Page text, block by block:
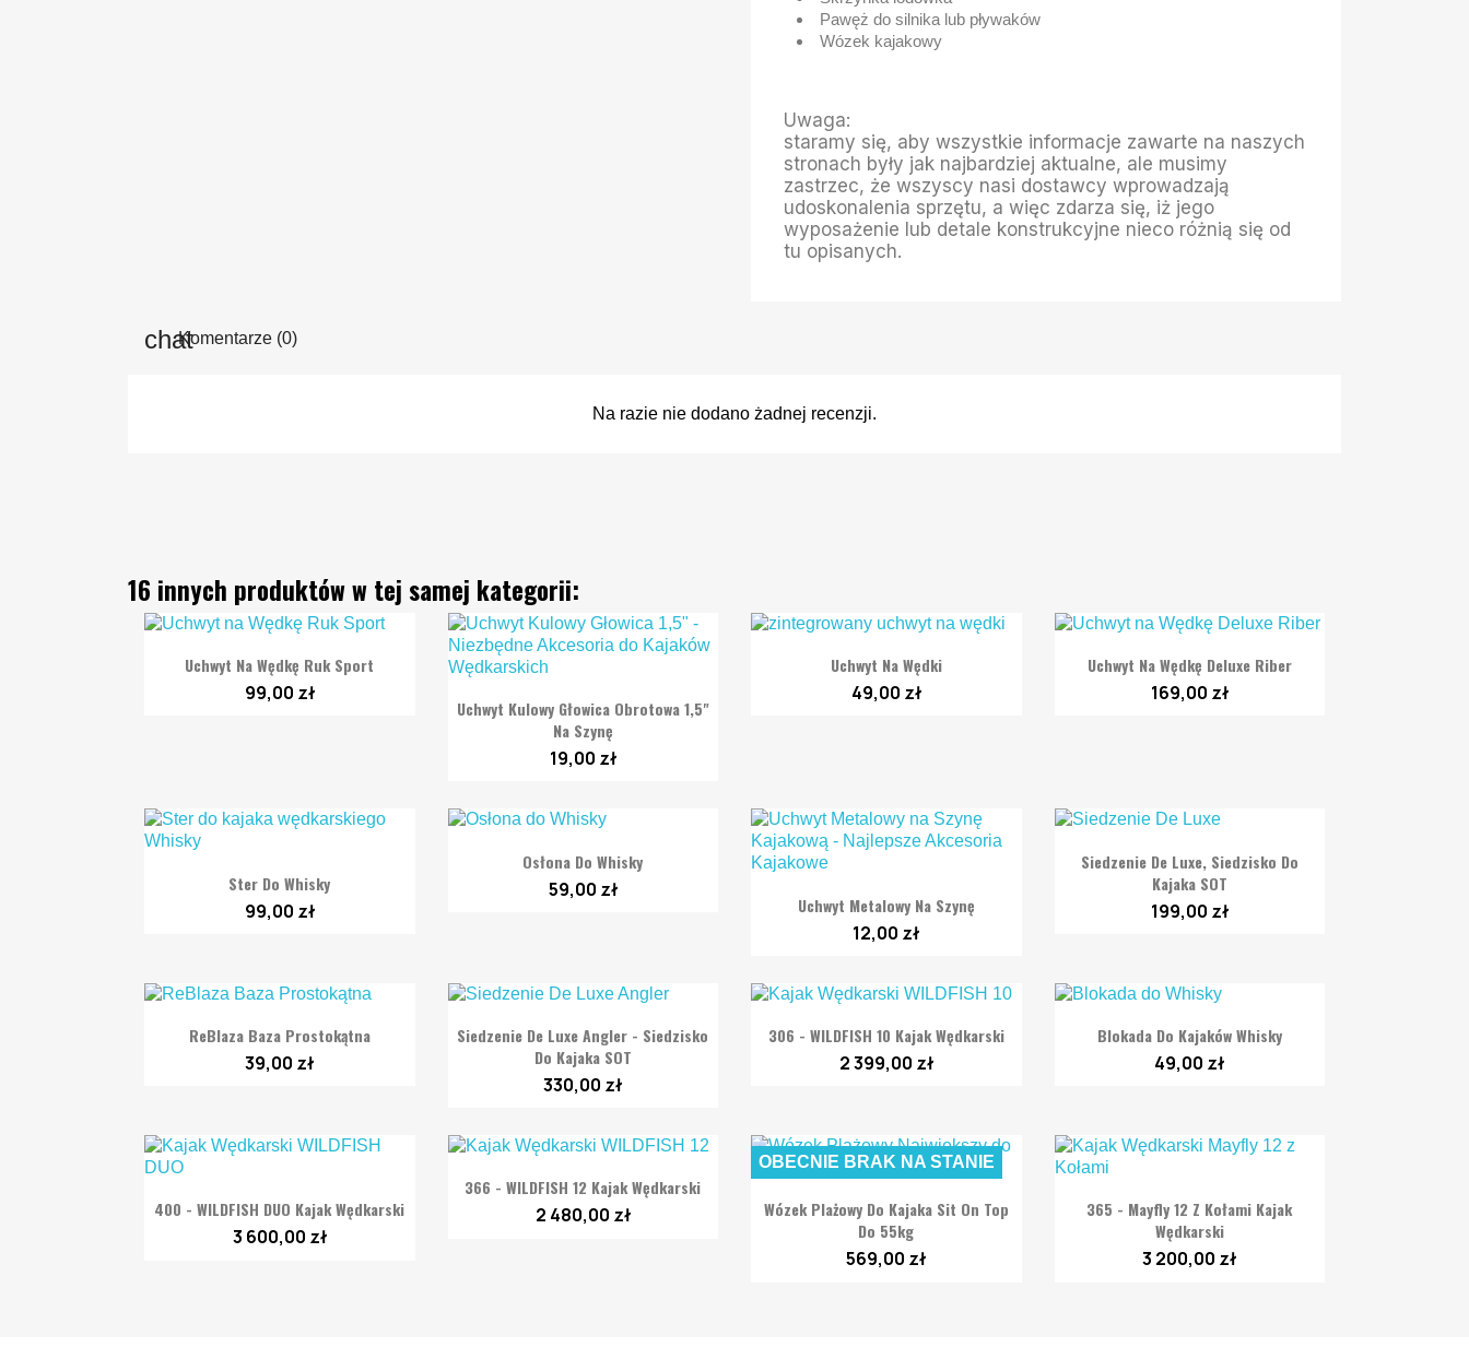
Pawęż do silnika lub pływaków
Wózek kajakowy
Uwaga:
staramy się, aby wszystkie informacje zawarte na naszych
stronach były jak najbardziej aktualne, ale musimy
zastrzec, że wszyscy nasi dostawcy wprowadzają
udoskonalenia sprzętu, a więc zdarza się, iż jego
wyposażenie lub detale konstrukcyjne nieco różnią się od
tu opisanych.
Komentarze (0)
Na razie nie dodano żadnej recenzji.
16 innych produktów w tej samej kategorii:
 Szybki podgląd
Uchwyt Na Wędkę Ruk Sport
99,00 zł  Szybki podgląd
Uchwyt Kulowy Głowica Obrotowa 1,5"
Na Szynę
19,00 zł
Szybki podgląd
Uchwyt Na Wędki
49,00 zł
 Szybki podgląd
Uchwyt Na Wędkę Deluxe Riber
169,00 zł
Szybki podgląd
Ster Do Whisky
99,00 zł
 Szybki podgląd
Osłona Do Whisky
59,00 zł  Szybki podgląd
Uchwyt Metalowy Na Szynę
12,00 zł
 Szybki podgląd
Siedzenie De Luxe, Siedzisko Do
Kajaka SOT
199,00 zł
 Szybki podgląd
ReBlaza Baza Prostokątna
39,00 zł
 Szybki podgląd
Siedzenie De Luxe Angler - Siedzisko
Do Kajaka SOT
330,00 zł
 Szybki podgląd
306 - WILDFISH 10 Kajak Wędkarski
2 399,00 zł
 Szybki podgląd
Blokada Do Kajaków Whisky
49,00 zł
 Szybki podgląd
400 - WILDFISH DUO Kajak Wędkarski
3 600,00 zł
 Szybki podgląd
366 - WILDFISH 12 Kajak Wędkarski
2 480,00 zł  Szybki podgląd
Wózek Plażowy Do Kajaka Sit On Top
Do 55kg
569,00 zł
OBECNIE BRAK NA STANIE
 Szybki podgląd
365 - Mayfly 12 Z Kołami Kajak
Wędkarski
3 200,00 zł